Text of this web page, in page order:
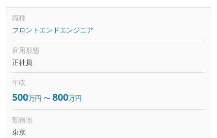
職種
フロントエンドエンジニア
雇用形態
正社員
年収
500万円 〜 800万円
勤務地
東京